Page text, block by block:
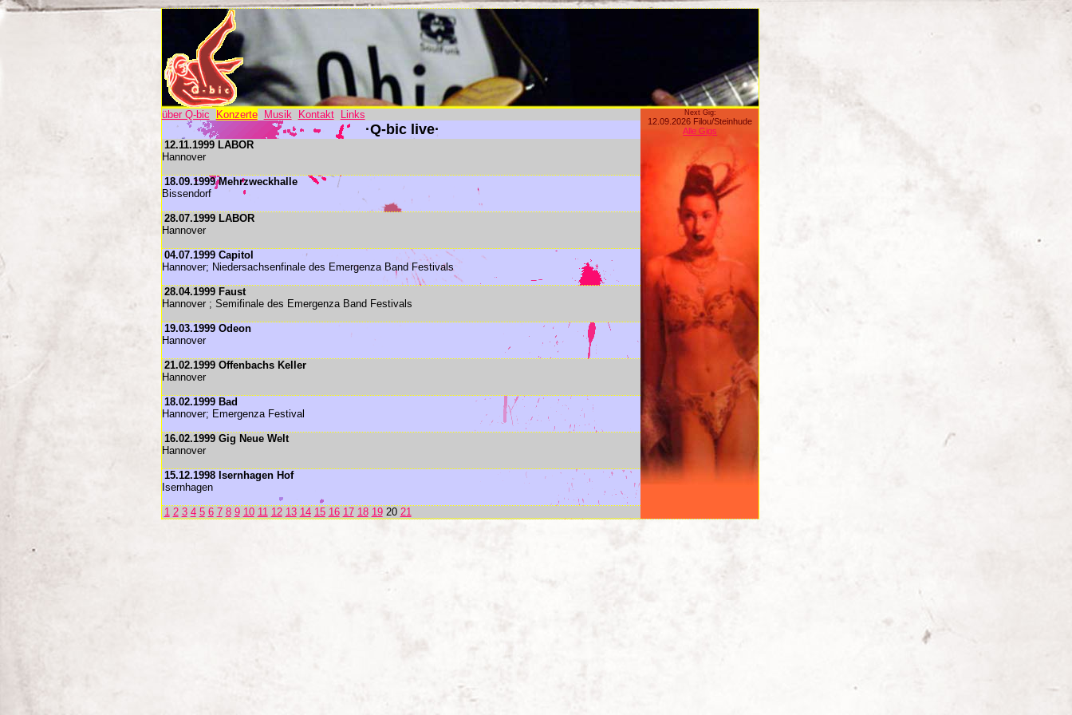
über Q-bic Konzerte Musik Kontakt Links Next Gig:
12.09.2026 Filou/Steinhude
Alle Gigs
·Q-bic live·
12.11.1999 LABOR
Hannover
18.09.1999 Mehrzweckhalle
Bissendorf
28.07.1999 LABOR
Hannover
04.07.1999 Capitol
Hannover; Niedersachsenfinale des Emergenza Band Festivals
28.04.1999 Faust
Hannover ; Semifinale des Emergenza Band Festivals
19.03.1999 Odeon
Hannover
21.02.1999 Offenbachs Keller
Hannover
18.02.1999 Bad
Hannover; Emergenza Festival
16.02.1999 Gig Neue Welt
Hannover
15.12.1998 Isernhagen Hof
Isernhagen
1 2 3 4 5 6 7 8 9 10 11 12 13 14 15 16 17 18 1920 21